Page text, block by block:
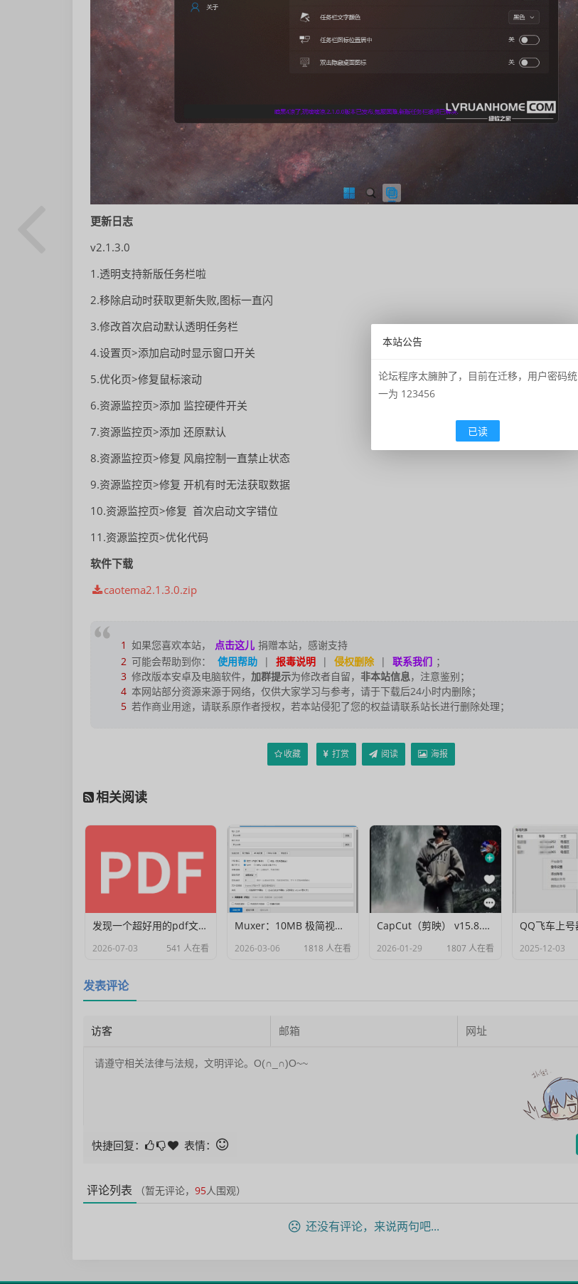
更新日志
v2.1.3.0
1.透明支持新版任务栏啦
2.移除启动时获取更新失败,图标一直闪
3.修改首次启动默认透明任务栏
4.设置页>添加启动时显示窗口开关
5.优化页>修复鼠标滚动
6.资源监控页>添加 监控硬件开关
7.资源监控页>添加 还原默认
8.资源监控页>修复 风扇控制一直禁止状态
9.资源监控页>修复 开机有时无法获取数据
10.资源监控页>修复 首次启动文字错位
11.资源监控页>优化代码
软件下载
caotema2.1.3.0.zip
1 如果您喜欢本站， 点击这儿 捐赠本站，感谢支持
2 可能会帮助到你： 使用帮助 | 报毒说明 | 侵权删除 | 联系我们 ；
3 修改版本安卓及电脑软件， 加群提示为修改者自留， 非本站信息，注意鉴别；
4 本网站部分资源来源于网络，仅供大家学习与参考，请于下载后24小时内删除；
5 若作商业用途，请联系原作者授权，若本站侵犯了您的权益请联系站长进行删除处理；
收藏 打赏 阅读 海报
相关阅读
发现一个超好用的pdf文档编辑器
2026-07-03 541 人在看
Muxer：10MB 极简视频字幕批量封装工具 (单文件/绿色版)
2026-03-06 1818 人在看
CapCut（剪映） v15.8.0 国际高级会员解锁破解版
2026-01-29 1807 人在看 2025-12-03
发表评论
快捷回复： 表情：
评论列表 （暂无评论， 95人围观）
还没有评论，来说两句吧...
本站公告
论坛程序太臃肿了，目前在迁移，用户密码统
一为 123456
已读